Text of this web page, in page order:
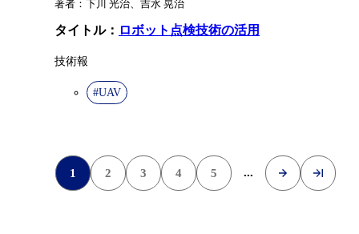
著者：下川 光治、吉水 晃治
タイトル： ロボット点検技術の活用
技術報
#UAV
1 2 3 4 5 ...
» 最後 »